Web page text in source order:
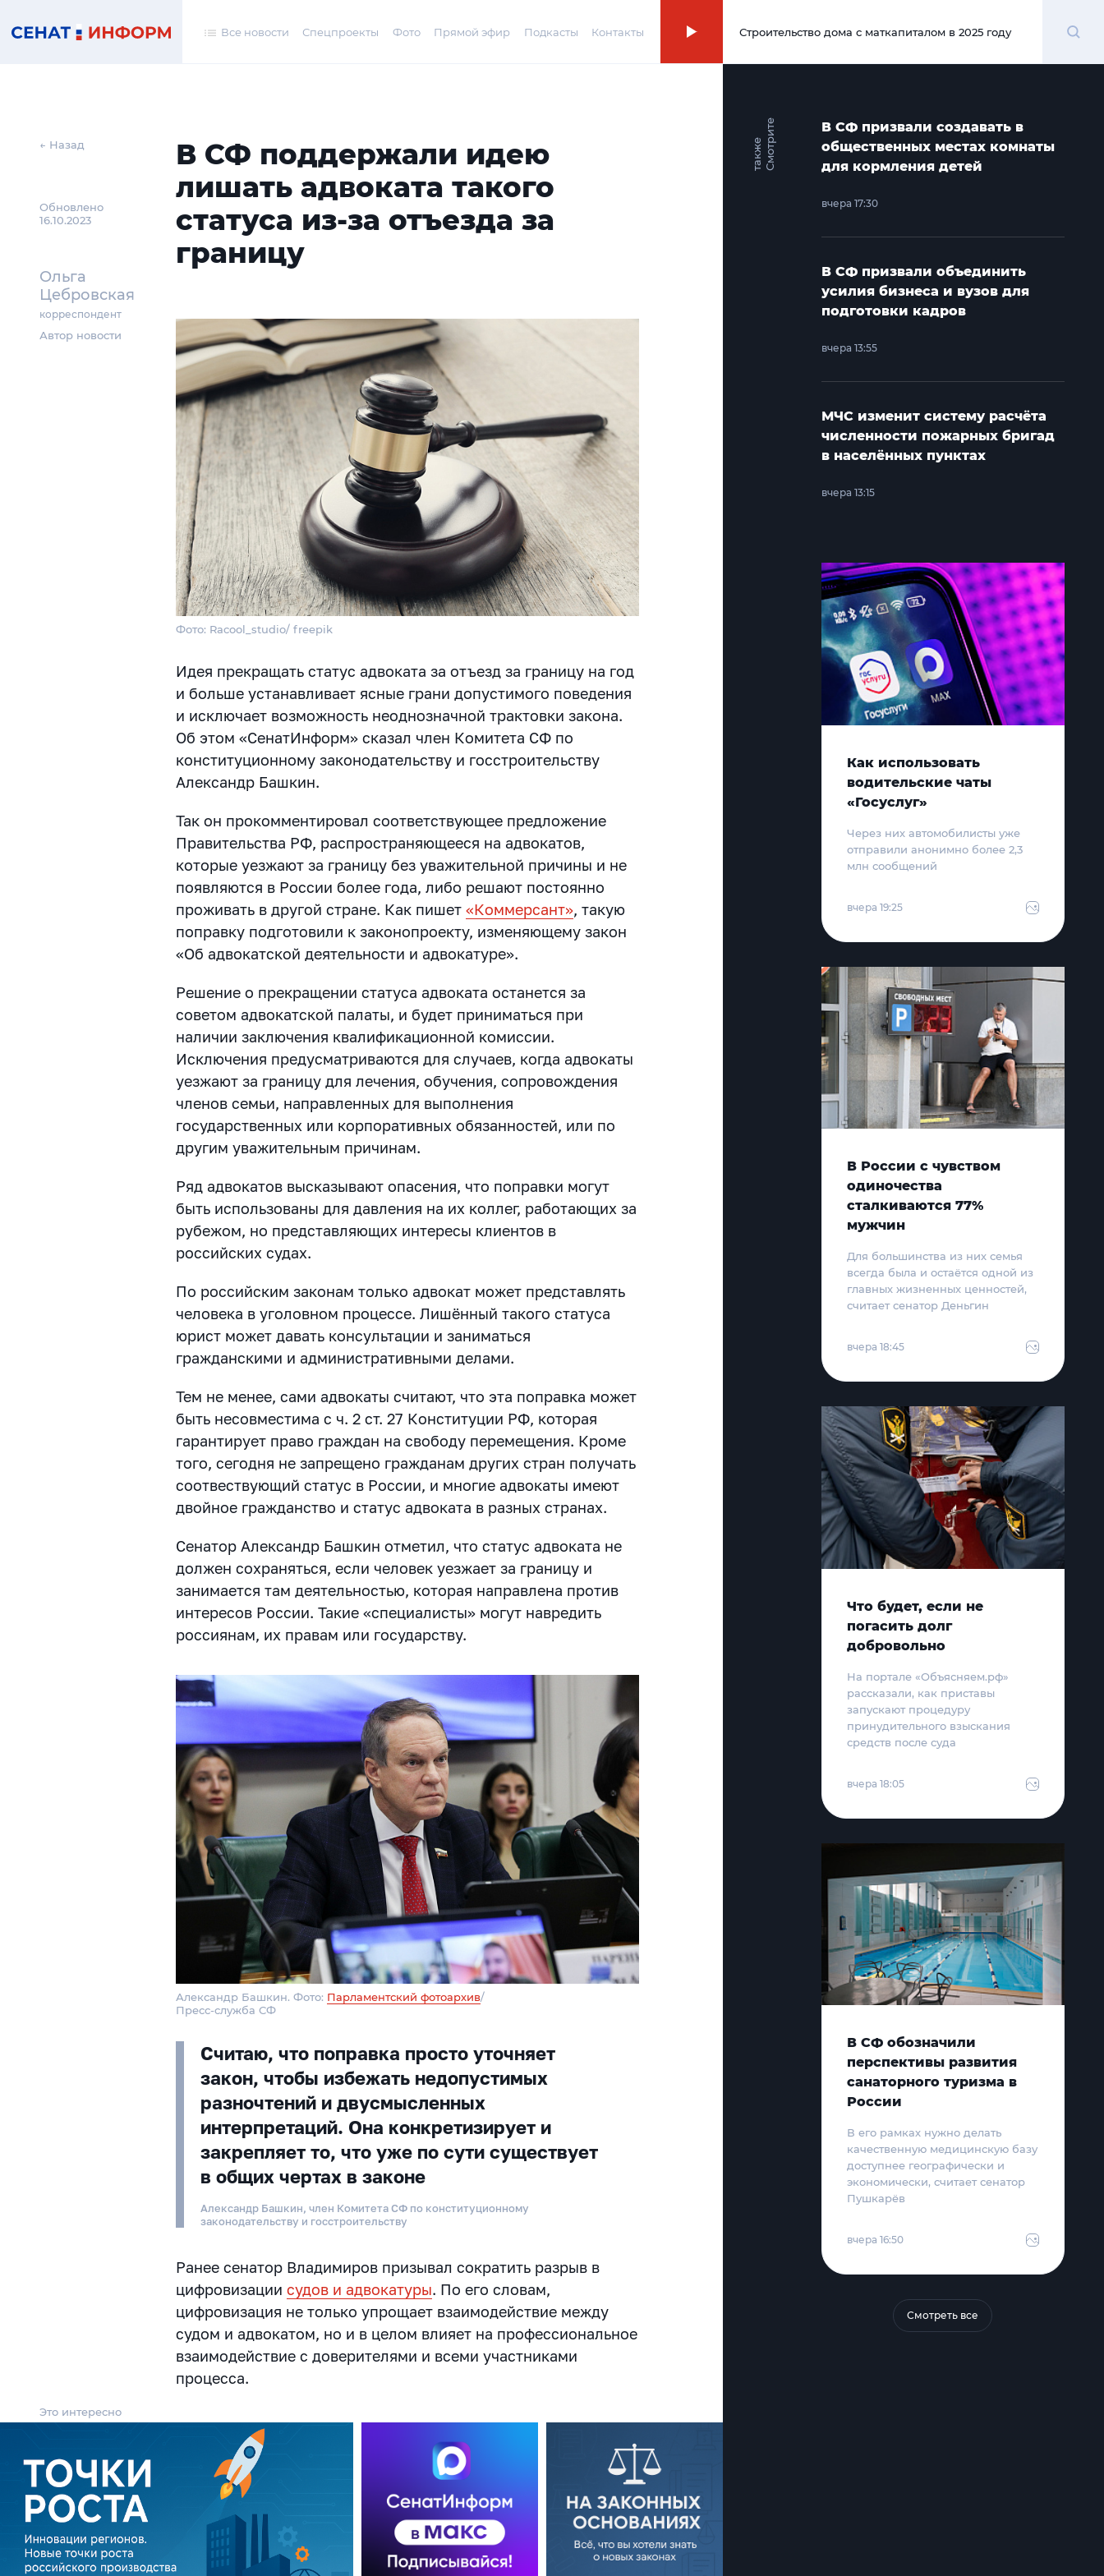
Все новости Спецпроекты Фото Прямой эфир Подкасты Контакты 00:00
Строительство дома с маткапиталом в 2025 году
← Назад
Обновлено
16.10.2023
Ольга
Цебровская
корреспондент
Автор новости
В СФ поддержали идею
лишать адвоката такого
статуса из-за отъезда за
границу
Фото: Racool_studio/ freepik
Идея прекращать статус адвоката за отъезд за границу на год
и больше устанавливает ясные грани допустимого поведения
и исключает возможность неоднозначной трактовки закона.
Об этом «СенатИнформ» сказал член Комитета СФ по
конституционному законодательству и госстроительству
Александр Башкин.
Так он прокомментировал соответствующее предложение
Правительства РФ, распространяющееся на адвокатов,
которые уезжают за границу без уважительной причины и не
появляются в России более года, либо решают постоянно
проживать в другой стране. Как пишет«Коммерсант», такую
поправку подготовили к законопроекту, изменяющему закон
«Об адвокатской деятельности и адвокатуре».
Решение о прекращении статуса адвоката останется за
советом адвокатской палаты, и будет приниматься при
наличии заключения квалификационной комиссии.
Исключения предусматриваются для случаев, когда адвокаты
уезжают за границу для лечения, обучения, сопровождения
членов семьи, направленных для выполнения
государственных или корпоративных обязанностей, или по
другим уважительным причинам.
Ряд адвокатов высказывают опасения, что поправки могут
быть использованы для давления на их коллег, работающих за
рубежом, но представляющих интересы клиентов в
российских судах.
По российским законам только адвокат может представлять
человека в уголовном процессе. Лишённый такого статуса
юрист может давать консультации и заниматься
гражданскими и административными делами.
Тем не менее, сами адвокаты считают, что эта поправка может
быть несовместима с ч. 2 ст. 27 Конституции РФ, которая
гарантирует право граждан на свободу перемещения. Кроме
того, сегодня не запрещено гражданам других стран получать
соотвествующий статус в России, и многие адвокаты имеют
двойное гражданство и статус адвоката в разных странах.
Сенатор Александр Башкин отметил, что статус адвоката не
должен сохраняться, если человек уезжает за границу и
занимается там деятельностью, которая направлена против
интересов России. Такие «специалисты» могут навредить
россиянам, их правам или государству.
Александр Башкин. Фото: Парламентский фотоархив/
Пресс-служба СФ
Считаю, что поправка просто уточняет
закон, чтобы избежать недопустимых
разночтений и двусмысленных
интерпретаций. Она конкретизирует и
закрепляет то, что уже по сути существует
в общих чертах в законе
Александр Башкин, член Комитета СФ по конституционному
законодательству и госстроительству
Ранее сенатор Владимиров призывал сократить разрыв в
цифровизациисудов и адвокатуры. По его словам,
цифровизация не только упрощает взаимодействие между
судом и адвокатом, но и в целом влияет на профессиональное
взаимодействие с доверителями и всеми участниками
процесса.
Это интересно
С
м
о
т
р и
т
е
т
а
к
ж
е
В СФ призвали создавать в
общественных местах комнаты
для кормления детей
вчера 17:30
В СФ призвали объединить
усилия бизнеса и вузов для
подготовки кадров
вчера 13:55
МЧС изменит систему расчёта
численности пожарных бригад
в населённых пунктах
вчера 13:15
Как использовать
водительские чаты
«Госуслуг»
Через них автомобилисты уже
отправили анонимно более 2,3
млн сообщений
вчера 19:25
В России с чувством
одиночества
сталкиваются 77%
мужчин
Для большинства из них семья
всегда была и остаётся одной из
главных жизненных ценностей,
считает сенатор Деньгин
вчера 18:45
Что будет, если не
погасить долг
добровольно
На портале «Объясняем.рф»
рассказали, как приставы
запускают процедуру
принудительного взыскания
средств после суда
вчера 18:05
В СФ обозначили
перспективы развития
санаторного туризма в
России
В его рамках нужно делать
качественную медицинскую базу
доступнее географически и
экономически, считает сенатор
Пушкарёв
вчера 16:50
Смотреть все